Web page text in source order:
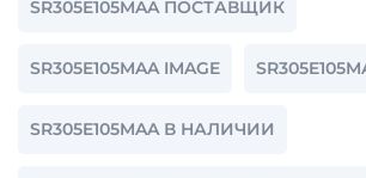
SR305E105MAA ПОСТАВЩИК
SR305E105MAA IMAGE
SR305E105MAA В НАЛИЧИИ